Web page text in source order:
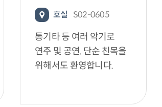
호실 S02-0605
통기타 등 여러 악기로
연주 및 공연. 단순 친목을
위해서도 환영합니다.